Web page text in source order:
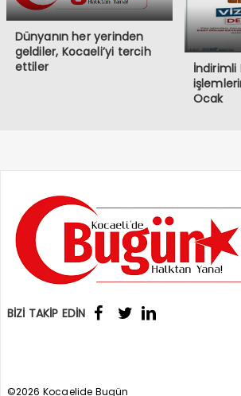
Dünyanın her yerinden
geldiler, Kocaeli’yi tercih
ettiler
İndirimli
Ocak
BİZİ TAKİP EDİN
©2026 Kocaelide Bugün